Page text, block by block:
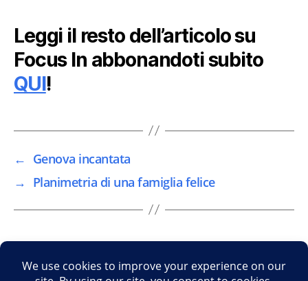
Leggi il resto dell’articolo su
Focus In abbonandoti subito
QUI!
← Genova incantata
→ Planimetria di una famiglia felice